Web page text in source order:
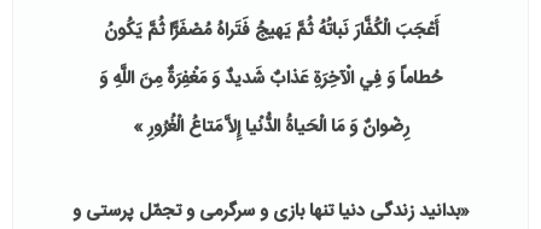
أَعْجَبَ الْكُفَّارَنَباتُهُ ثُمَّ يَهيجُ فَتَراهُ مُصْفَرًّاثُمَّ يَكُونُ
حُطاماً وَفِي الْآخِرَةِ عَذابٌ شَديدٌوَمَغْفِرَةٌمِنَ اللَّهِ وَ
رِضْوانٌ وَمَا الْحَياةُ الدُّنْيا إِلاَّمَتاعُ الْغُرُورِ»
«بدانيدزندگى دنيا تنها بازى وسرگرمى وتجمّل پرستى و